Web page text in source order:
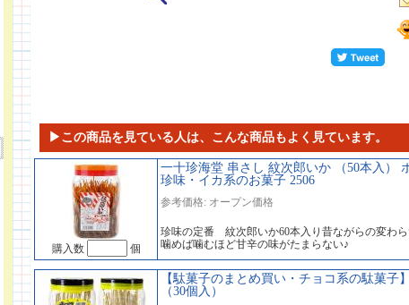
▶この商品を見ている人は、こんな商品もよく見ています。
購入数 個
一十珍海堂 串さし 紋次郎いか （50本入）
珍味・イカ系のお菓子 2506
参考価格: オープン価格
珍味の定番 紋次郎いか60本入り昔ながらの変わら
噛めば噛むほど甘辛の味がたまらない♪
【駄菓子のまとめ買い・チョコ系の駄菓子
（30個入）